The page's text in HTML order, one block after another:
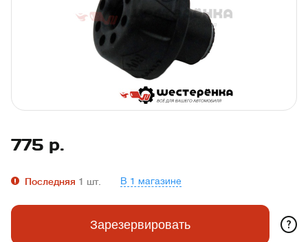
775 р.
Последняя 1 шт. В 1 магазине
Зарезервировать ?